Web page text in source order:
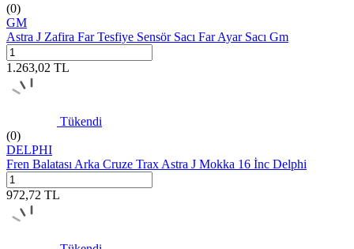
(0)
GM
Astra J Zafira Far Tesfiye Sensör Sacı Far Ayar Sacı Gm
1.263,02 TL
Tükendi
(0)
DELPHI
Fren Balatası Arka Cruze Trax Astra J Mokka 16 İnc Delphi
972,72 TL